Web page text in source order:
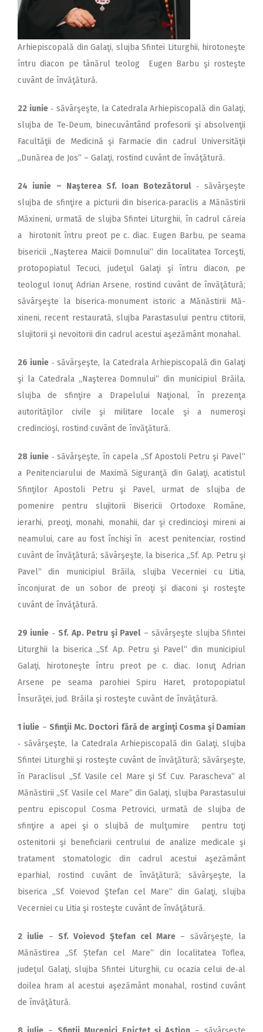
Arhiepiscopală din Galaţi, slujba Sfintei Liturghii, hirotoneşte
întru diacon pe tânărul teolog Eugen Barbu şi rosteşte
cuvânt de învăţătură.
22 iunie‑ săvârşeşte, la Catedrala Arhiepiscopală din Galaţi,
slujba de Te‑Deum, binecuvântând profesorii şi absolvenţii
Facultăţii de Medicină şi Farmacie din cadrul Universităţii
,,Dunărea de Jos“ – Galaţi, rostind cuvânt de învăţătură.
24 iunie – Naşterea Sf. Ioan Botezătorul‑ săvârşeşte
slujba de sfinţire a picturii din biserica‑paraclis a Mănăstirii
Măxineni, urmată de slujba Sfintei Liturghii, în cadrul căreia
a hirotonit întru preot pe c. diac. Eugen Barbu, pe seama
bisericii „Naşterea Maicii Domnului“ din localitatea Torceşti,
protopopiatul Tecuci, judeţul Galaţi şi întru diacon, pe
teologul Ionuţ Adrian Arsene, rostind cuvânt de învăţătură;
săvârşeşte la biserica‑monument istoric a Mănăstirii Mă­
xineni, recent restaurată, slujba Parastasului pentru ctitorii,
slujitorii şi nevoitorii din cadrul acestui aşezământ monahal.
26 iunie‑ săvârşeşte, la Catedrala Arhiepiscopală din Galaţi
şi la Catedrala „Naşterea Domnului“ din municipiul Brăila,
slujba de sfinţire a Drapelului Naţional, în prezenţa
autorităţilor civile şi militare locale şi a numeroşi
credincioşi, rostind cuvânt de învăţătură.
28 iunie‑ săvârşeşte, în capela „Sf Apostoli Petru şi Pavel“
a Penitenciarului de Maximă Siguranţă din Galaţi, acatistul
Sfinţilor Apostoli Petru şi Pavel, urmat de slujba de
pomenire pentru slujitorii Bisericii Ortodoxe Române,
ierarhi, preoţi, monahi, monahii, dar şi credincioşi mireni ai
neamului, care au fost închişi în acest penitenciar, rostind
cuvânt de învăţătură; săvârşeşte, la biserica „Sf. Ap. Petru şi
Pavel“ din municipiul Brăila, slujba Vecerniei cu Litia,
înconjurat de un sobor de preoţi şi diaconi şi rosteşte
cuvânt de învăţătură.
29 iunie ‑ Sf. Ap. Petru şi Pavel– săvârşeşte slujba Sfintei
Liturghii la biserica „Sf. Ap. Petru şi Pavel“ din municipiul
Galaţi, hirotoneşte întru preot pe c. diac. Ionuţ Adrian
Arsene pe seama parohiei Spiru Haret, protopopiatul
Însurăţei, jud. Brăila şi rosteşte cuvânt de învăţătură.
1 iulie – Sfinţii Mc. Doctori fără de arginţi Cosma şi Damian
‑ săvârşeşte, la Catedrala Arhiepiscopală din Galaţi, slujba
Sfintei Liturghii şi rosteşte cuvânt de învăţătură; săvârşeşte,
în Paraclisul „Sf. Vasile cel Mare şi Sf. Cuv. Parascheva“ al
Mănăstirii „Sf. Vasile cel Mare“ din Galaţi, slujba Parastasului
pentru episcopul Cosma Petrovici, urmată de slujba de
sfinţire a apei şi o slujbă de mulţumire pentru toţi
ostenitorii şi beneficiarii centrului de analize medicale şi
tratament stomatologic din cadrul acestui aşezământ
eparhial, rostind cuvânt de învăţătură; săvârşeşte, la
biserica ,,Sf. Voievod Ştefan cel Mare“ din Galaţi, slujba
Vecerniei cu Litia şi rosteşte cuvânt de învăţătură.
2 iulie– Sf. Voievod Ştefan cel Mare– săvârşeşte, la
Mănăstirea „Sf. Ștefan cel Mare“ din localitatea Toflea,
judeţul Galaţi, slujba Sfintei Liturghii, cu ocazia celui de‑al
doilea hram al acestui aşezământ monahal, rostind cuvânt
de învăţătură.